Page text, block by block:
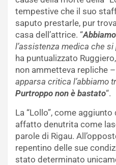
tempestive che il suo
saputo prestarle, pur
casa dell’attrice. “
l’assistenza medica che
ha puntualizzato
non ammetteva repliche –
apparsa critica l’abbiamo
Purtroppo non è bastato“.
La “Lollo”, come
affatto denutrita come
parole di Rigau.
repentino delle sue
stato determinato